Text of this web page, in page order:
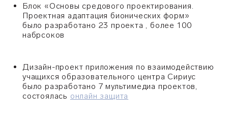
Блок «Основы средового проектирования.
Проектная адаптация бионических форм»
было разработано 23 проекта , более 100
набрсоков
Дизайн-проект приложения по взаимодействию
учащихся образовательного центра Сириус
было разработано 7 мультимедиа проектов,
состоялась онлайн защита